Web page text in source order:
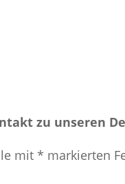
zu unseren
mit * markierten